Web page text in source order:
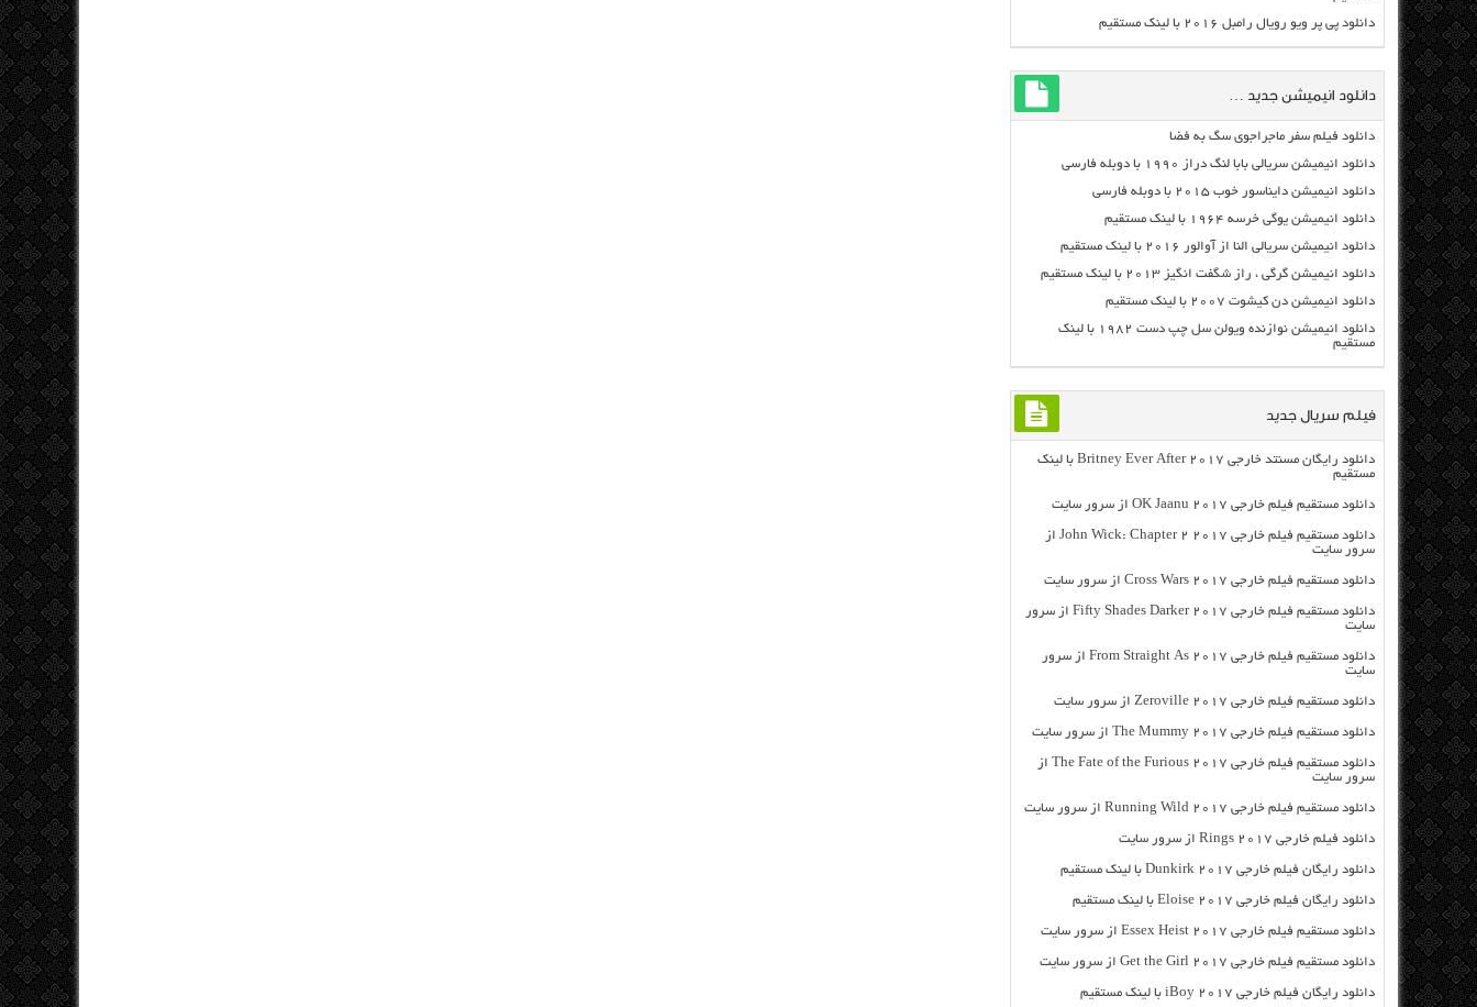
دانلود پی پر ویو رویال رامبل ۲۰۱۶ با لینک مستقیم
دانلود انیمیشن جدید …
دانلود فیلم سفر ماجراجوی سگ به فضا
دانلود انیمیشن سریالی بابا لنگ دراز ۱۹۹۰ با دوبله فارسی
دانلود انیمیشن دایناسور خوب ۲۰۱۵ با دوبله فارسی
دانلود انیمیشن یوگی خرسه ۱۹۶۴ با لینک مستقیم
دانلود انیمیشن سریالی النا از آوالور ۲۰۱۶ با لینک مستقیم
دانلود انیمیشن گرگی ، راز شگفت انگیز ۲۰۱۳ با لینک مستقیم
دانلود انیمیشن دن کیشوت ۲۰۰۷ با لینک مستقیم
دانلود انیمیشن نوازنده ویولن سل چپ دست ۱۹۸۲ با لینک
مستقیم
فیلم سریال جدید
دانلود رایگان مسنتد خارجی Britney Ever After 2017 با لینک
مستقیم
دانلود مستقیم فیلم خارجی OK Jaanu 2017 از سرور سایت
دانلود مستقیم فیلم خارجی John Wick: Chapter 2 2017 از
سرور سایت
دانلود مستقیم فیلم خارجی Cross Wars 2017 از سرور سایت
دانلود مستقیم فیلم خارجی Fifty Shades Darker 2017 از سرور
سایت
دانلود مستقیم فیلم خارجی From Straight As 2017 از سرور
سایت
دانلود مستقیم فیلم خارجی Zeroville 2017 از سرور سایت
دانلود مستقیم فیلم خارجی The Mummy 2017 از سرور سایت
دانلود مستقیم فیلم خارجی The Fate of the Furious 2017 از
سرور سایت
دانلود مستقیم فیلم خارجی Running Wild 2017 از سرور سایت
دانلود فیلم خارجی Rings 2017 از سرور سایت
دانلود رایگان فیلم خارجی Dunkirk 2017 با لینک مستقیم
دانلود رایگان فیلم خارجی Eloise 2017 با لینک مستقیم
دانلود مستقیم فیلم خارجی Essex Heist 2017 از سرور سایت
دانلود مستقیم فیلم خارجی Get the Girl 2017 از سرور سایت
دانلود رایگان فیلم خارجی iBoy 2017 با لینک مستقیم